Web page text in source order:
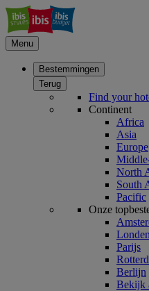
Menu
Bestemmingen
Terug
Find your
Continent
Africa
Asia
Europe
North
South
Pacific
Onze
Londen
Parijs
Berlijn
Bekijk